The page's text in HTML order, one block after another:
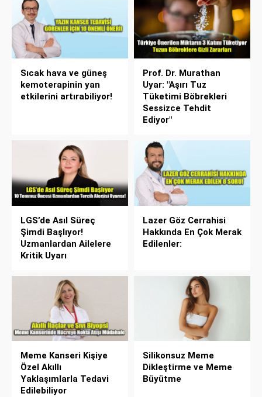
Sıcak hava ve güneş
kemoterapinin yan
etkilerini artırabiliyor!
Prof. Dr. Murathan
Uyar: "Aşırı Tuz
Tüketimi Böbrekleri
Sessizce Tehdit
Ediyor"
LGS’de Asıl Süreç
Şimdi Başlıyor!
Uzmanlardan Ailelere
Kritik Uyarı
Lazer Göz Cerrahisi
Hakkında En Çok Merak
Edilenler:
Meme Kanseri Kişiye
Özel Akıllı
Yaklaşımlarla Tedavi
Edilebiliyor
Silikonsuz Meme
Dikleştirme ve Meme
Büyütme